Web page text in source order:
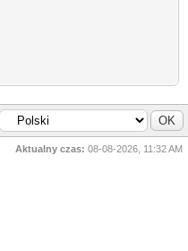
Aktualny czas: 08-08-2026, 11:32 AM